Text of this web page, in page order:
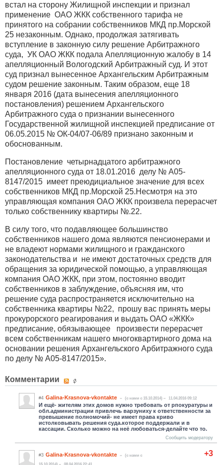
встал на сторону Жилищной инспекции и признал
применение ОАО ЖКК собственного тарифа не
принятого на собрании собственников МКД пр.Морской
25 незаконным. Однако, продолжая затягивать
вступление в законную силу решение Арбитражного
суда, УК ОАО ЖКК подала Апелляционную жалобу в 14
апелляционный Вологодский Арбитражный суд. И этот
суд признал вынесенное Архангельским Арбитражным
судом решение законным. Таким образом, еще 18
января 2016 (дата вынесения апелляционного
постановления) решением Архангельского
Арбитражного суда о признании вынесенного
Государственной жилищной инспекцией предписание от
06.05.2015 № ОК-04/07-06/89 признано законным и
обоснованным.
Постановление четырнадцатого арбитражного
апелляционного суда от 18.01.2016 делу № А05-
8147/2015 имеет преюдициальное значение для всех
собственников МКД пр.Морской 25.Несмотря на это
управляющая компания ОАО ЖКК произвела перерасчет
только собственнику квартиры №.22.
В силу того, что подавляющее большинство
собственников нашего дома являются пенсионерами и
не владеют нормами жилищного и гражданского
законодательства и не имеют достаточных средств для
обращения за юридической помощью, а управляющая
компания ОАО ЖКК, при этом, постоянно вводит
собственников в заблуждение, объясняя им, что
решение суда распространяется исключительно на
собственника квартиры №22, прошу вас принять меры
прокурорского реагирования и выдать ОАО «ЖКК»
предписание, обязывающее произвести перерасчет
всем собственникам нашего многоквартирного дома на
основании решения Архангельского Арбитражного суда
по делу № А05-8147/2015».
Комментарии
#4 Galina-Krasnova-vkontakte (c нами с 15.10.2014) 11.04.2016 09:12
И ещё- жителям этих домов нужно требовать от рпокуратуры и
обл.администрации привлечь варзуниху к ответственности за
превышение полномочий- не имеет права криво
истолковывать решения суда.которое поддержали и в
кассации. Сколько можно на неё любоваться-делайте что то.
Сообщить модератору
+3
#3 Galina-Krasnova-vkontakte
(c нами с
15.10.2014)
08.04.2016 22:41